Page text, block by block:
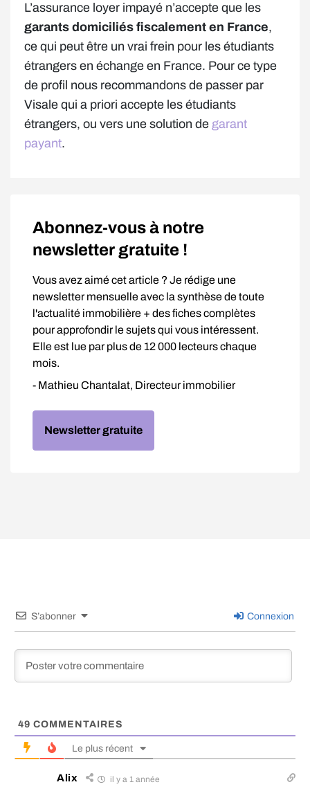
L’assurance loyer impayé n’accepte que les
garants domiciliés fiscalement en France,
ce qui peut être un vrai frein pour les étudiants
étrangers en échange en France. Pour ce type
de profil nous recommandons de passer par
Visale qui a priori accepte les étudiants
étrangers, ou vers une solution de garant
payant.
Abonnez-vous à notre
newsletter gratuite !
Vous avez aimé cet article ? Je rédige une
newsletter mensuelle avec la synthèse de toute
l'actualité immobilière + des fiches complètes
pour approfondir le sujets qui vous intéressent.
Elle est lue par plus de 12 000 lecteurs chaque
mois.
- Mathieu Chantalat, Directeur immobilier
Newsletter gratuite
S’abonner Connexion
49 COMMENTAIRES
Le plus récent
Alix il y a 1 année